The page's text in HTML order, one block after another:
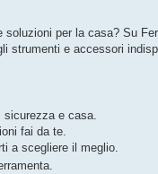
per la casa? Su
strumenti e accessori
sicurezza e casa.
fai da te.
a scegliere il meglio.